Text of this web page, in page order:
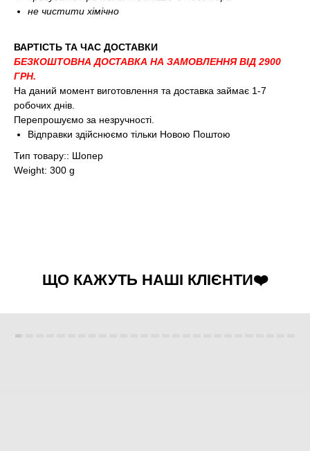
не чистити хімічно
ВАРТІСТЬ ТА ЧАС ДОСТАВКИ
БЕЗКОШТОВНА ДОСТАВКА НА ЗАМОВЛЕННЯ ВІД 2900
ГРН.
На даний момент виготовлення та доставка займає 1-7
робочих днів.
Перепрошуємо за незручності.
Відправки здійснюємо тільки Новою Поштою
Тип товару:: Шопер
Weight: 300 g
ЩО КАЖУТЬ НАШІ КЛІЄНТИ❤️